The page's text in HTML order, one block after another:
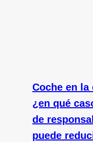
Coche en la
¿en qué
de
puede